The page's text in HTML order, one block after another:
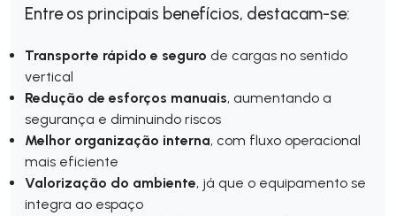
Entre os principais benefícios, destacam-se:
Transporte rápido e seguro de cargas no sentido
vertical
Redução de esforços manuais, aumentando a
segurança e diminuindo riscos
Melhor organização interna, com fluxo operacional
mais eficiente
Valorização do ambiente, já que o equipamento se
integra ao espaço